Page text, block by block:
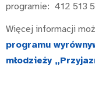
programie: 412 513
Więcej informacji
programu
młodzieży